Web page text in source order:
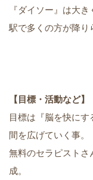
『ダイソー』は大
駅で多くの方が降り
【目標・活動など】
目標は『脳を快に
間を広げていく事。
無料のセラピストさ
成。